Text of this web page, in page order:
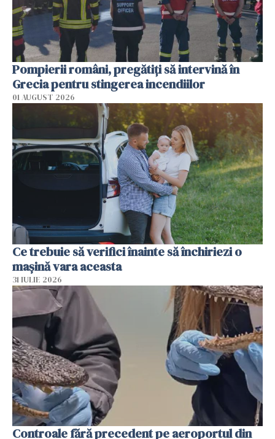
Pompierii români, pregătiţi să intervină în
Grecia pentru stingerea incendiilor
01 AUGUST 2026
Ce trebuie să verifici înainte să închiriezi o
mașină vara aceasta
31 IULIE 2026
Controale fără precedent pe aeroportul din